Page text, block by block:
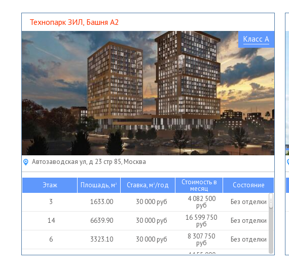
4
439.00 16 500руб 603 625руб С отделкой
Технопарк ЗИЛ, Башня А2
Класс A
Автозаводская ул, д 23 стр 85, Москва
Этаж Площадь, м2 Ставка, м2/год Стоимость в
месяц
Состояние
3
1633.00 30 000руб 4 082 500
руб Без отделки
14 6639.90 30 000руб 16 599 750
руб Без отделки
6 3323.10 30 000руб 8 307 750
руб Без отделки
4 1662.00 30 000руб 4 155 000 Без отделки